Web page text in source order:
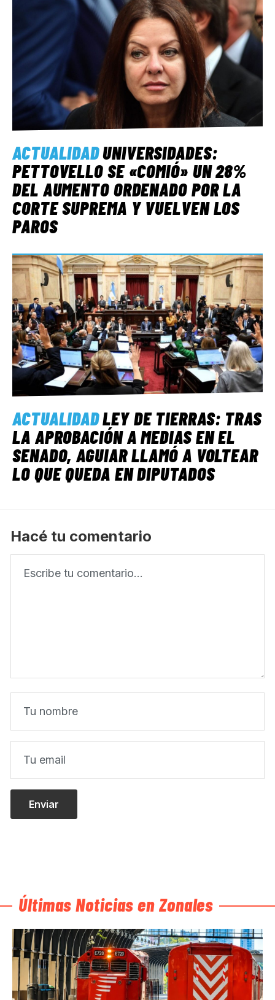
ACTUALIDADUNIVERSIDADES:
PETTOVELLO SE «COMIÓ» UN 28%
DEL AUMENTO ORDENADO POR LA
CORTE SUPREMA Y VUELVEN LOS
PAROS
ACTUALIDADLEY DE TIERRAS: TRAS
LA APROBACIÓN A MEDIAS EN EL
SENADO, AGUIAR LLAMÓ A VOLTEAR
LO QUE QUEDA EN DIPUTADOS
Hacé tu comentario
Últimas Noticias en Zonales